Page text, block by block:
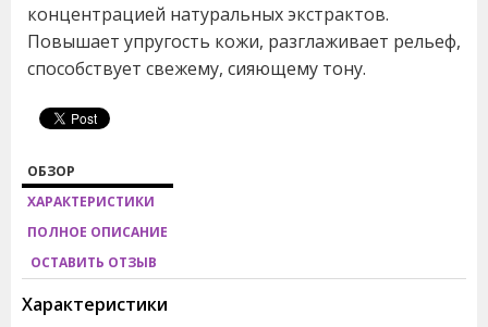
концентрацией натуральных экстрактов.
Повышает упругость кожи, разглаживает рельеф,
способствует свежему, сияющему тону.
ОБЗОР
ХАРАКТЕРИСТИКИ
ПОЛНОЕ ОПИСАНИЕ
ОСТАВИТЬ ОТЗЫВ
Характеристики